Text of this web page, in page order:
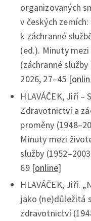
organizovaných
v českých
k záchranné
(ed.). Minuty
(záchranné
2026, 27–45 [
HLAVÁČEK, Jiří –
Zdravotnictví a
proměny
Minuty mezi
služby
69 [online]
HLAVÁČEK, Jiří.
jako (ne)důležitá
zdravotnictví